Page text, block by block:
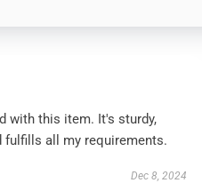
with this item. It's sturdy,
fulfills all my requirements.
Dec 8, 2024